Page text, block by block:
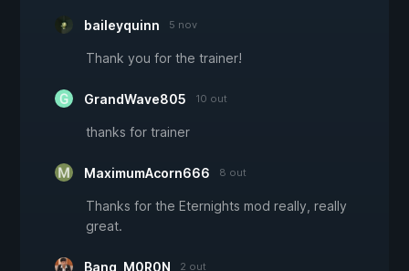
baileyquinn 5 nov
Thank you for the trainer!
GrandWave805 10 out
thanks for trainer
MaximumAcorn666 8 out
Thanks for the Eternights mod really, really
great.
Bang_M0R0N 2 out